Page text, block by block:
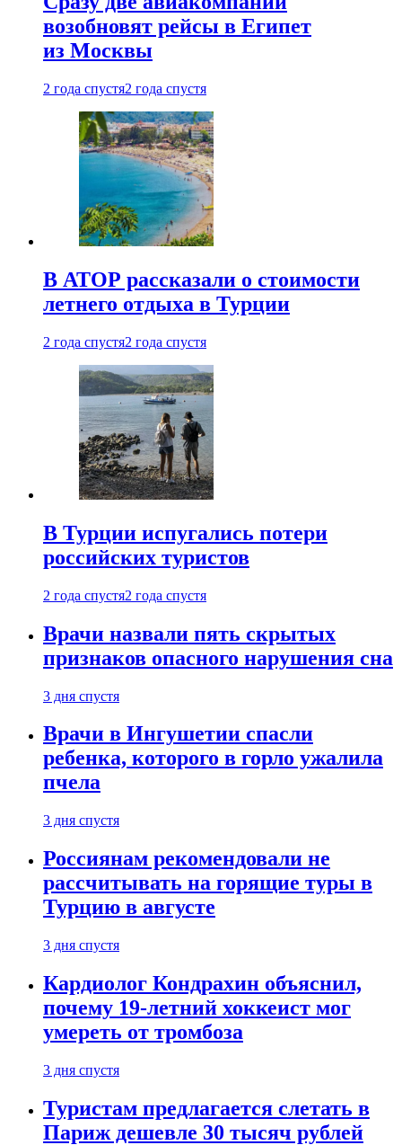
возобновят рейсы в Египет
из Москвы
2 года спустя2 года спустя
В АТОР рассказали о стоимости
летнего отдыха в Турции
2 года спустя2 года спустя
В Турции испугались потери
российских туристов
2 года спустя2 года спустя
Врачи назвали пять скрытых
признаков опасного нарушения сна
3 дня спустя
Врачи в Ингушетии спасли
ребенка, которого в горло ужалила
пчела
3 дня спустя
Россиянам рекомендовали не
рассчитывать на горящие туры в
Турцию в августе
3 дня спустя
Кардиолог Кондрахин объяснил,
почему 19-летний хоккеист мог
умереть от тромбоза
3 дня спустя
Туристам предлагается слетать в
Париж дешевле 30 тысяч рублей